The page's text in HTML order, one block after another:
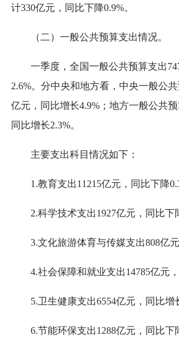
计330亿元， 同比下降0.9%。
（二）一般公共预算支出情况。
一季度 ， 全国一般公共预算支出
2.6%。 分中央和地方看， 中央一般公
亿元， 同比增长4.9%；地方一般公共
同比增长2.3%。
主要支出科目情况如下：
1.教育支出11215亿元， 同比下降
2.科学技术支出1927亿元， 同比下
3.文化旅游体育与传媒支出808亿元
4.社会保障和就业支出14785亿元，
5.卫生健康支出6554亿元， 同比增
6.节能环保支出1288亿元， 同比下